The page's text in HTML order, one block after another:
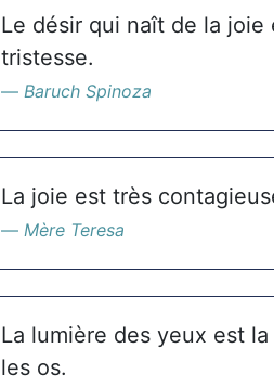
Le désir qui naît de la
tristesse.
Baruch Spinoza
La joie est très
Mère Teresa
La lumière des yeux est
les os.